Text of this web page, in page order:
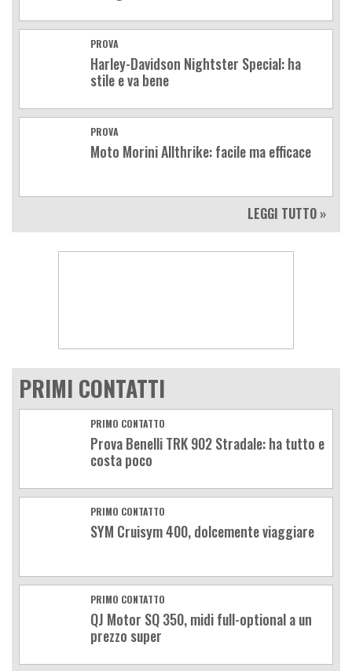
PROVA
Harley-Davidson Nightster Special: ha
stile e va bene
PROVA
Moto Morini Allthrike: facile ma efficace
LEGGI TUTTO »
PRIMI CONTATTI
PRIMO CONTATTO
Prova Benelli TRK 902 Stradale: ha tutto e
costa poco
PRIMO CONTATTO
SYM Cruisym 400, dolcemente viaggiare
PRIMO CONTATTO
QJ Motor SQ 350, midi full-optional a un
prezzo super